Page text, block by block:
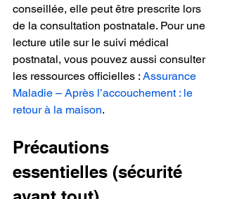
conseillée, elle peut être prescrite lors
de la consultation postnatale. Pour une
lecture utile sur le suivi médical
postnatal, vous pouvez aussi consulter
les ressources officielles : Assurance
Maladie – Après l’accouchement : le
retour à la maison.
Précautions
essentielles (sécurité